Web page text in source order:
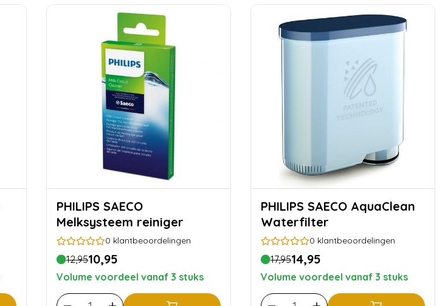
PHILIPS SAECO
Melksysteem reiniger
0 klantbeoordelingen
12,9510,95
Volume voordeel vanaf 3 stuks
PHILIPS SAECO AquaClean
Waterfilter
0 klantbeoordelingen
17,9514,95
Volume voordeel vanaf 3 stuks